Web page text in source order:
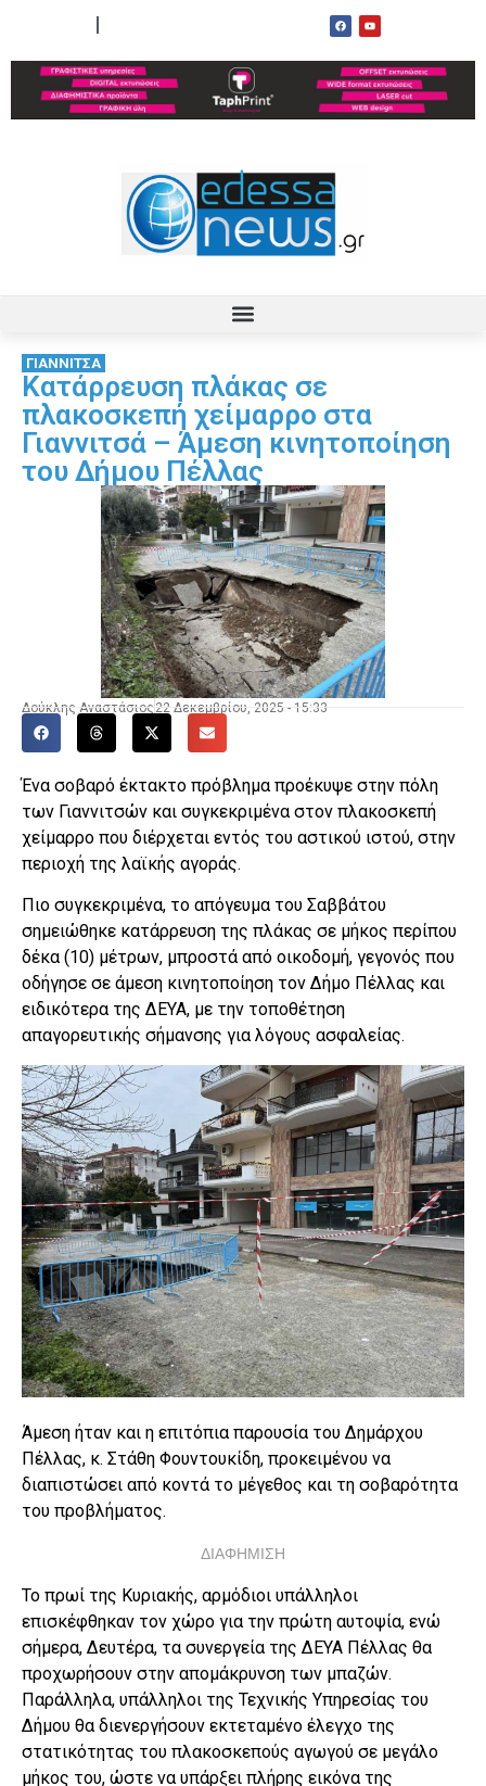
ΓΙΑΝΝΙΤΣΑ
Κατάρρευση πλάκας σε
πλακοσκεπή χείμαρρο στα
Γιαννιτσά – Άμεση κινητοποίηση
του Δήμου Πέλλας
Δούκλης Αναστάσιος 22 Δεκεμβρίου, 2025 - 15:33
Ένα σοβαρό έκτακτο πρόβλημα προέκυψε στην πόλη
των Γιαννιτσών και συγκεκριμένα στον πλακοσκεπή
χείμαρρο που διέρχεται εντός του αστικού ιστού, στην
περιοχή της λαϊκής αγοράς.
Πιο συγκεκριμένα, το απόγευμα του Σαββάτου
σημειώθηκε κατάρρευση της πλάκας σε μήκος περίπου
δέκα (10) μέτρων, μπροστά από οικοδομή, γεγονός που
οδήγησε σε άμεση κινητοποίηση τον Δήμο Πέλλας και
ειδικότερα της ΔΕΥΑ, με την τοποθέτηση
απαγορευτικής σήμανσης για λόγους ασφαλείας.
Άμεση ήταν και η επιτόπια παρουσία του Δημάρχου
Πέλλας, κ. Στάθη Φουντουκίδη, προκειμένου να
διαπιστώσει από κοντά το μέγεθος και τη σοβαρότητα
του προβλήματος.
ΔΙΑΦΗΜΙΣΗ
Το πρωί της Κυριακής, αρμόδιοι υπάλληλοι
επισκέφθηκαν τον χώρο για την πρώτη αυτοψία, ενώ
σήμερα, Δευτέρα, τα συνεργεία της ΔΕΥΑ Πέλλας θα
προχωρήσουν στην απομάκρυνση των μπαζών.
Παράλληλα, υπάλληλοι της Τεχνικής Υπηρεσίας του
Δήμου θα διενεργήσουν εκτεταμένο έλεγχο της
στατικότητας του πλακοσκεπούς αγωγού σε μεγάλο
μήκος του, ώστε να υπάρξει πλήρης εικόνα της